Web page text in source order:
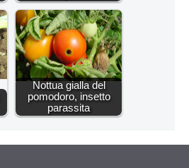
Nottua gialla del
pomodoro, insetto
parassita